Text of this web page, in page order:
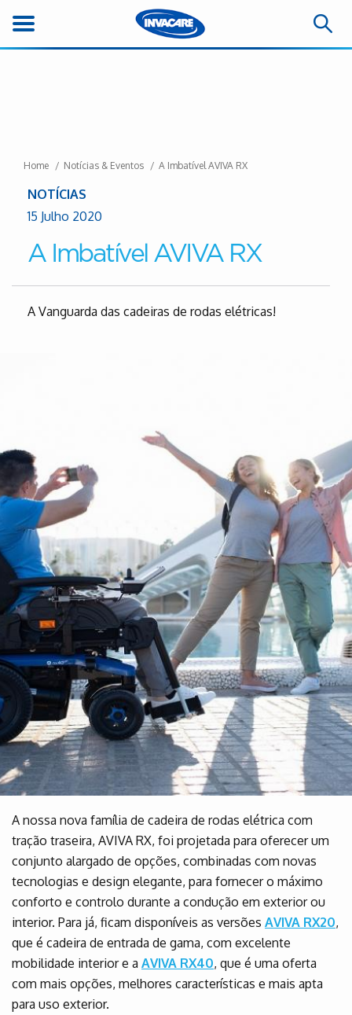
Home Notícias & Eventos A Imbatível AVIVA RX
NOTÍCIAS
15 Julho 2020
A Imbatível AVIVA RX
A Vanguarda das cadeiras de rodas elétricas!
A nossa nova família de cadeira de rodas elétrica com
tração traseira, AVIVA RX, foi projetada para oferecer um
conjunto alargado de opções, combinadas com novas
tecnologias e design elegante, para fornecer o máximo
conforto e controlo durante a condução em exterior ou
interior. Para já, ficam disponíveis as versões AVIVA RX20,
que é cadeira de entrada de gama, com excelente
mobilidade interior e a AVIVA RX40, que é uma oferta
com mais opções, melhores características e mais apta
para uso exterior.